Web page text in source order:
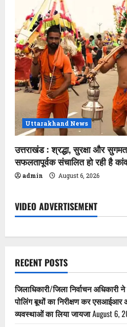
Uttarakhand News
उत्तराखंड : श्रद्धा, सुरक्षा और
सफलतापूर्वक संचालित हो रही है
admin August 6, 2026
VIDEO ADVERTISEMENT
RECENT POSTS
जिलाधिकारी/जिला निर्वाचन
पोलिंग बूथों का निरीक्षण कर एसआईआर
व्यवस्थाओं का लिया जायजाAugust 6,